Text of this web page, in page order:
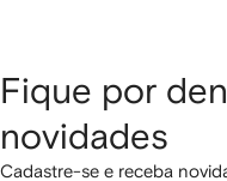
Fique por
novidades
Cadastre-se e receba